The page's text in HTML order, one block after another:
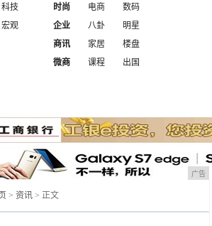
科技
宏观
时尚 电商
数码
企业
八卦
明星
商讯 家居
楼盘
微商
课程
出国
广告
>资讯 > 正文